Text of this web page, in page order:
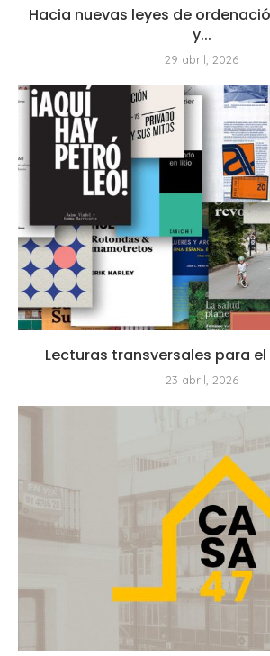
Hacia nuevas leyes de
y...
29 abril, 2026
Lecturas transversales para el
23 abril, 2026